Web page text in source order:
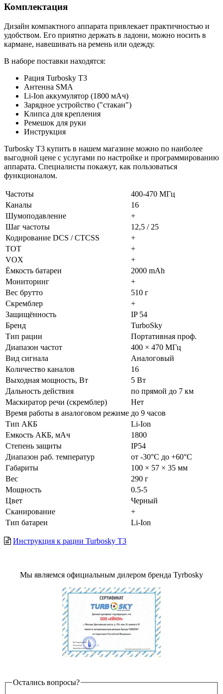
Комплектация
Дизайн компактного аппарата привлекает практичностью и
удобством. Его приятно держать в ладони, можно носить в
кармане, навешивать на ремень или одежду.
В наборе поставки находятся:
Рация Turbosky T3
Антенна SMA
Li-Ion аккумулятор (1800 мАч)
Зарядное устройство ("стакан")
Клипса для крепления
Ремешок для руки
Инструкция
Turbosky T3 купить в нашем магазине можно по наиболее
выгодной цене с услугами по настройке и программированию
аппарата. Специалисты покажут, как пользоваться
функционалом.
Частоты
400-470 МГц
Каналы
16
Шумоподавление
+
Шаг частоты
12,5 / 25
Кодирование DCS / CTCSS
+
TOT
+
VOX
+
Ёмкость батареи
2000 mAh
Мониторинг
+
Вес брутто
510 г
Скремблер
+
Защищённость
IP 54
Бренд
TurboSky
Тип рации
Портативная проф.
Диапазон частот
400 × 470 МГц
Вид сигнала
Аналоговый
Количество каналов
16
Выходная мощность, Вт
5 Вт
Дальность действия
по прямой до 7 км
Маскиратор речи (скремблер)
Нет
Время работы в аналоговом режиме до 9 часов
Тип АКБ
Li-Ion
Емкость АКБ, мАч
1800
Степень защиты
IP54
Диапазон раб. температур
от -30°С до +60°С
Габариты
100 × 57 × 35 мм
Вес
290 г
Мощность
0.5-5
Цвет
Черный
Сканирование
+
Тип батареи
Li-Ion
Инструкция к рации Turbosky T3
Мы являемся официальным дилером бренда Tyrbosky
Остались вопросы?